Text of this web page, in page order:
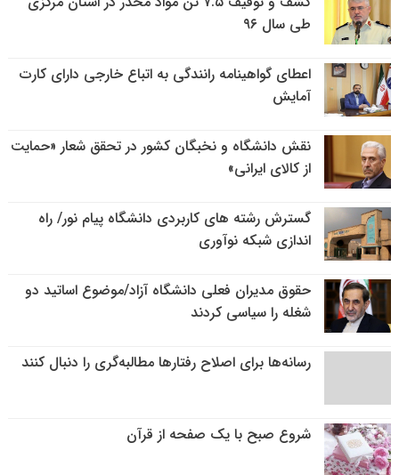
طی سال ۹۶
اعطای گواهینامه رانندگی به اتباع خارجی دارای کارت
آمایش
نقش دانشگاه و نخبگان کشور در تحقق شعار «حمایت
از کالای ایرانی»
گسترش رشته های کاربردی دانشگاه پیام نور/ راه
اندازی شبکه نوآوری
حقوق مدیران فعلی دانشگاه آزاد/موضوع اساتید دو
شغله را سیاسی کردند
رسانه‌ها برای اصلاح رفتارها مطالبه‌گری را دنبال کنند
شروع صبح با یک صفحه از قرآن